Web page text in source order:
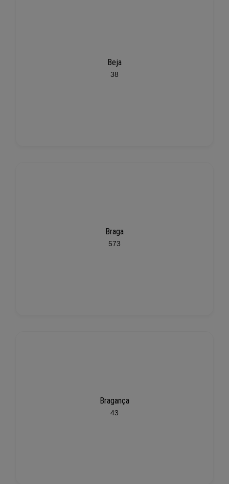
Beja
38
Braga
573
Bragança
43